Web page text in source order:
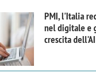
PMI, l'Italia
nel digitale e
crescita